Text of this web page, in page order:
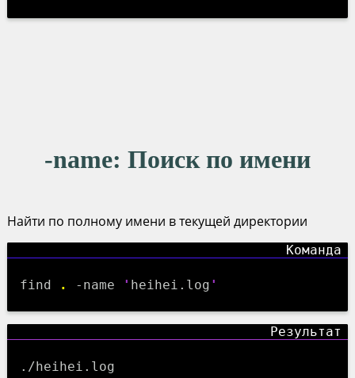
-name: Поиск по имени
Найти по полному имени в текущей директории
find . -name ' heihei.log '
./heihei.log